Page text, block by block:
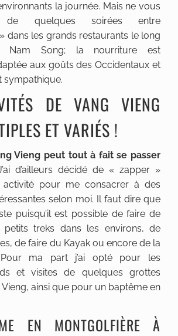
la journée. Mais ne vous
quelques soirées entre
dans les grands restaurants le long
Song; la nourriture est
aux goûts des Occidentaux et
sympathique.
DE VANG VIENG
ET VARIÉS !
Vieng peut tout à fait se passer
d’ailleurs décidé de « zapper »
activité pour me consacrer à des
selon moi. Il faut dire que
puisqu’il est possible de faire de
petits treks dans les environs, de
de faire du Kayak ou encore de la
Pour ma part j’ai opté pour les
et visites de quelques grottes
ainsi que pour un baptême en
EN MONTGOLFIÈRE À